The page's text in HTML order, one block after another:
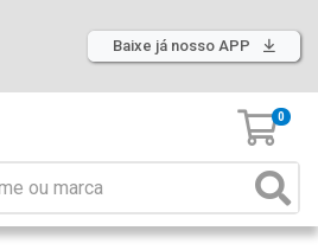
Baixe já nosso APP
0